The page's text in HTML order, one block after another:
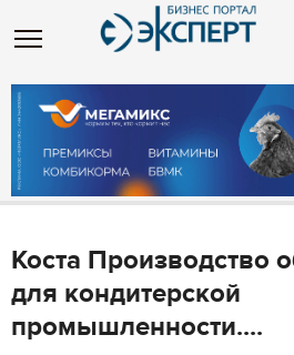
Коста Производство
для кондитерской
промышленности....